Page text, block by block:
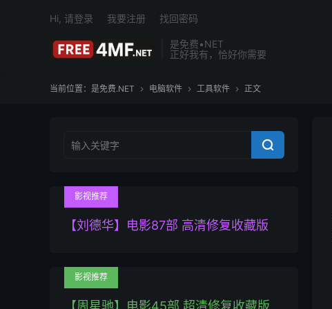
是免费•NET
正好我有，恰好你需要
Hi, 请登录 我要注册 找回密码
当前位置： 是免费.NET  电脑软件  工具软件  正文

影视推荐
【刘德华】电影87部 高清修复收藏版
影视推荐
【周星驰】电影45部 超清修复收藏版